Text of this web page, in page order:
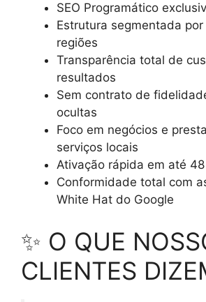
SEO Programático
Estrutura segmentada
regiões
Transparência total de
resultados
Sem contrato de
ocultas
Foco em negócios e
serviços locais
Ativação rápida em até
Conformidade total com
White Hat do Google
✨ O QUE
CLIENTES